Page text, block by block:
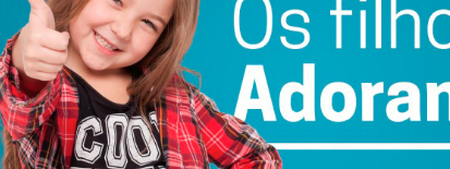
se “orgulhoso”, com o facto da AEP acolher “o
à minha direção, orgulha e envaidece podermos
já existe desde 2017 e vê o seu trabalho
objetivos, que são revistos, cumpridos e depois
não é um fim, é um início de uma nova parceria com